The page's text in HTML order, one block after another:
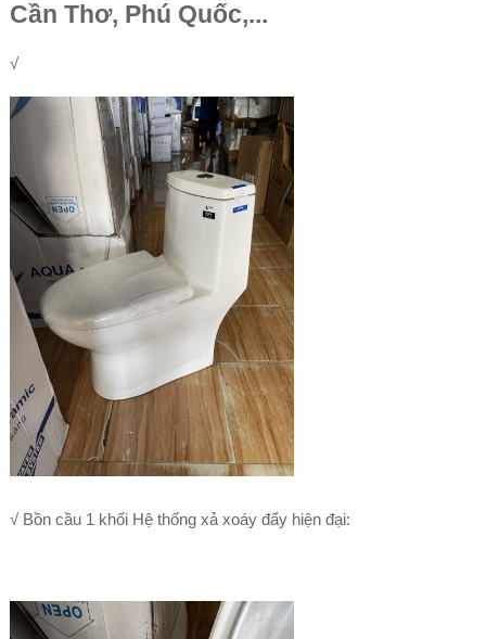
Cần Thơ, Phú Quốc,...
√
√ Bồn cầu 1 khối Hệ thống xả xoáy đẩy hiện đại: